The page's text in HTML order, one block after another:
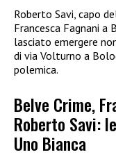
Roberto Savi, capo
Francesca Fagnani a
lasciato emergere
di via Volturno a
polemica.
Belve Crime,
Roberto Savi:
Uno Bianca